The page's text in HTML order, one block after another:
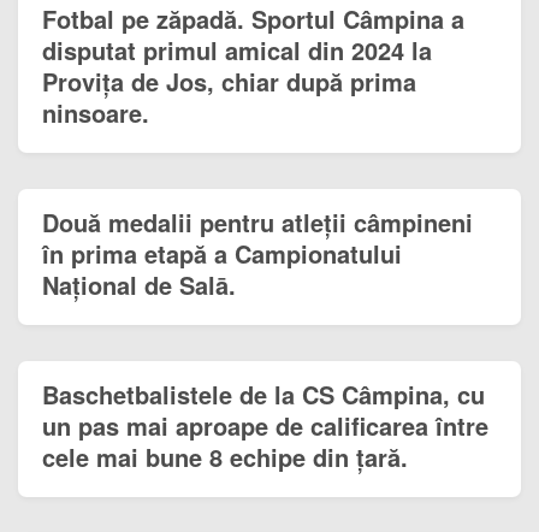
Fotbal pe zăpadă. Sportul Câmpina a
disputat primul amical din 2024 la
Provița de Jos, chiar după prima
ninsoare.
Două medalii pentru atleții câmpineni
în prima etapă a Campionatului
Național de Salā.
Baschetbalistele de la CS Câmpina, cu
un pas mai aproape de calificarea între
cele mai bune 8 echipe din țară.